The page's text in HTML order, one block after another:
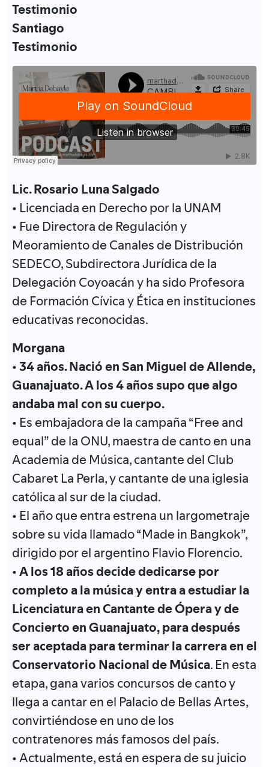
Testimonio
Santiago
Testimonio
Lic. Rosario Luna Salgado
• Licenciada en Derecho por la UNAM
• Fue Directora de Regulación y
Meoramiento de Canales de Distribución
SEDECO, Subdirectora Jurídica de la
Delegación Coyoacán y ha sido Profesora
de Formación Cívica y Ética en instituciones
educativas reconocidas.
Morgana
• 34 años. Nació en San Miguel de Allende,
Guanajuato. A los 4 años supo que algo
andaba mal con su cuerpo.
• Es embajadora de la campaña “Free and
equal” de la ONU, maestra de canto en una
Academia de Música, cantante del Club
Cabaret La Perla, y cantante de una iglesia
católica al sur de la ciudad.
• El año que entra estrena un largometraje
sobre su vida llamado “Made in Bangkok”,
dirigido por el argentino Flavio Florencio.
•A los 18 años decide dedicarse por
completo a la música y entra a estudiar la
Licenciatura en Cantante de Ópera y de
Concierto en Guanajuato, para después
ser aceptada para terminar la carrera en el
Conservatorio Nacional de Música. En esta
etapa, gana varios concursos de canto y
llega a cantar en el Palacio de Bellas Artes,
convirtiéndose en uno de los
contratenores más famosos del país.
• Actualmente, está en espera de su juicio